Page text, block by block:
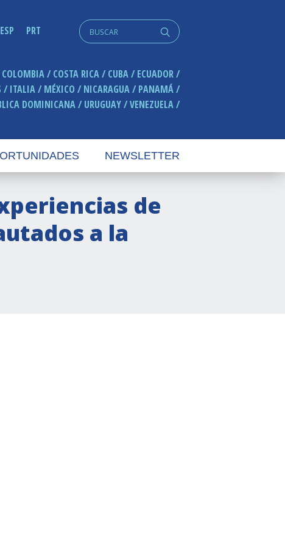
ESP PRT q
Search
for:
COLOMBIA COSTA RICA CUBA
ECUADOR
ITALIA MÉXICO NICARAGUA
PANAMÁ
DOMINICANA URUGUAY VENEZUELA
NEWSLETTER
de
a la